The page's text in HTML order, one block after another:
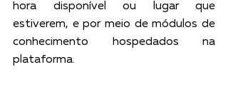
hora disponível ou lugar que
estiverem, e por meio de módulos de
conhecimento hospedados na
plataforma.